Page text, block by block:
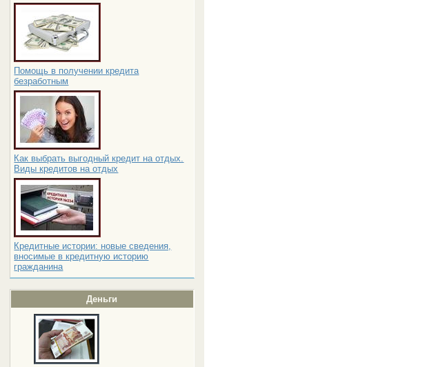
Помощь в получении кредита
безработным
Как выбрать выгодный кредит на отдых.
Виды кредитов на отдых
Кредитные истории: новые сведения,
вносимые в кредитную историю
гражданина
Деньги